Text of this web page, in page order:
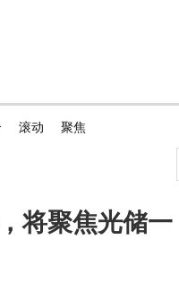
滚动 聚焦
将聚焦光储一